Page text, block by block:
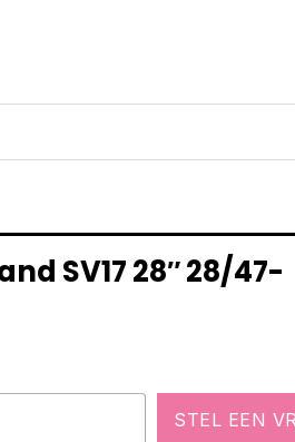
SV17 28″ 28/47-
STEL EEN